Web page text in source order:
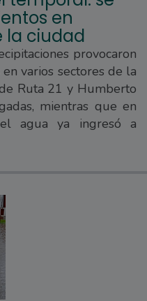
en
la ciudad
provocaron
varios sectores de la
Ruta 21 y Humberto
mientras que en
agua ya ingresó a